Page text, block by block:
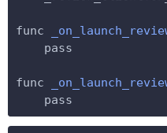
func
    pass
func
    pass